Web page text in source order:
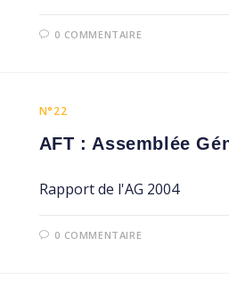
0 COMMENTAIRE
N°22
AFT : Assemblée
Rapport de l'AG 2004
0 COMMENTAIRE